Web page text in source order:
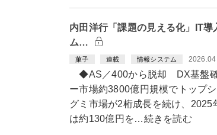
内田洋行「課題の見える化」IT
ム…
菓子 連載 情報システム
◆AS／400から脱却 DX基盤
ー市場約3800億円規模でトップ
グミ市場が2桁成長を続け、
は約130億円を…続きを読む